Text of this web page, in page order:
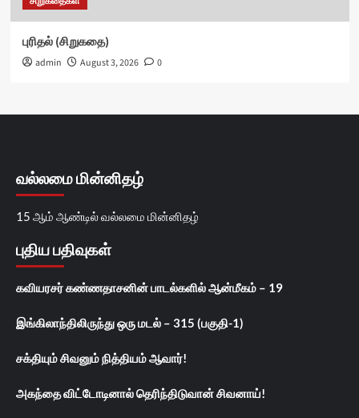
புரிதல் (சிறுகதை)
admin August 3, 2026 0
வல்லமை மின்னிதழ்
15 ஆம் ஆண்டில் வல்லமை மின்னிதழ்
புதிய பதிவுகள்
கவியரசர் கண்ணதாசனின் பாடல்களில் ஆன்மீகம் – 19
இங்கிலாந்திலிருந்து ஒரு மடல் – 315 (பகுதி-1)
சக்தியும் சிவனும் நித்தியம் ஆவார்!
அகந்தை விட்டோடினால் தெரிந்திடுவான் சிவனாய்!